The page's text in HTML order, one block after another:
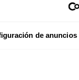
de anuncios
para
del